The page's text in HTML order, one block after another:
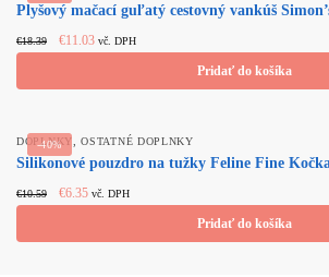
Plyšový mačací guľatý cestovný vankúš
€18.39
Original
price
€11.03 Current
price
vč. DPH
Pridať do košíka
-40%
DOPLNKY ,OSTATNÉ DOPLNKY
Silikonové pouzdro na tužky Feline Fine
€10.59
Original
price
€6.35 Current
price
vč. DPH
Pridať do košíka